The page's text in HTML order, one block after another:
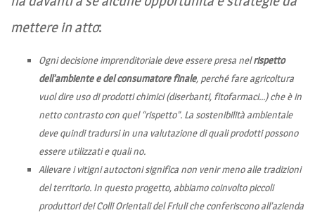
mettere in atto:
Ogni decisione imprenditoriale deve essere presa nelrispetto
dell’ambiente e del consumatore finale, perché fare agricoltura
vuol dire uso di prodotti chimici (diserbanti, fitofarmaci…) che è in
netto contrasto con quel “rispetto”. La sostenibilità ambientale
deve quindi tradursi in una valutazione di quali prodotti possono
essere utilizzati e quali no.
Allevare i vitigni autoctoni significa non venir meno alle tradizioni
del territorio. In questo progetto, abbiamo coinvolto piccoli
produttori dei Colli Orientali del Friuli che conferiscono all’azienda